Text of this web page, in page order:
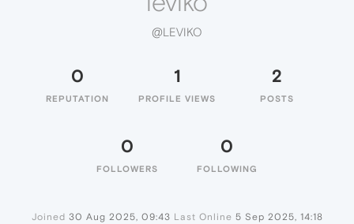
@LEVIKO
0
REPUTATION
1
PROFILE VIEWS
2
POSTS
0
FOLLOWERS
0
FOLLOWING
Joined 30 Aug 2025, 09:43 Last Online 5 Sep 2025, 14:18